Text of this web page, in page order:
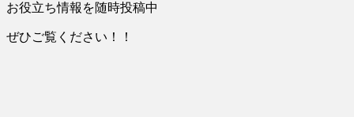
お役立ち情報を随時投稿中
ぜひご覧ください！！